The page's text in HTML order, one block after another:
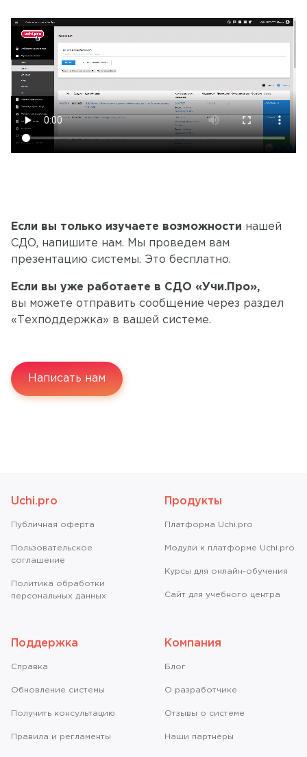
Если вы только изучаете возможности нашей
СДО, напишите нам. Мы проведем вам
презентацию системы. Это бесплатно.
Если вы уже работаете в СДО «Учи.Про»,
вы можете отправить сообщение через раздел
«Техподдержка» в вашей системе.
Написать нам
Uchi.pro
Публичная оферта
Пользовательское
соглашение
Политика обработки
персональных данных
Продукты
Платформа Uchi.pro
Модули к платформе Uchi.pro
Курсы для онлайн-обучения
Сайт для учебного центра
Поддержка
Справкa
Обновление системы
Получить консультацию
Правила и регламенты
Компания
Блог
О разработчике
Отзывы о системе
Наши партнёры